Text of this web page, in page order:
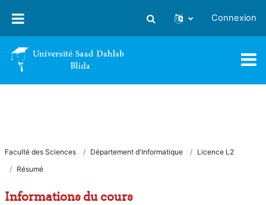
Activer/désactiver la saisie
Connexion
Faculté des Sciences Département d'Informatique
Licence L2
Résumé
Informations du cours